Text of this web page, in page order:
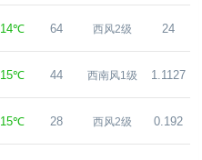
14℃ 64 西风2级 24
15℃ 44 西南风1级 1.1127
15℃ 28 西风2级 0.192